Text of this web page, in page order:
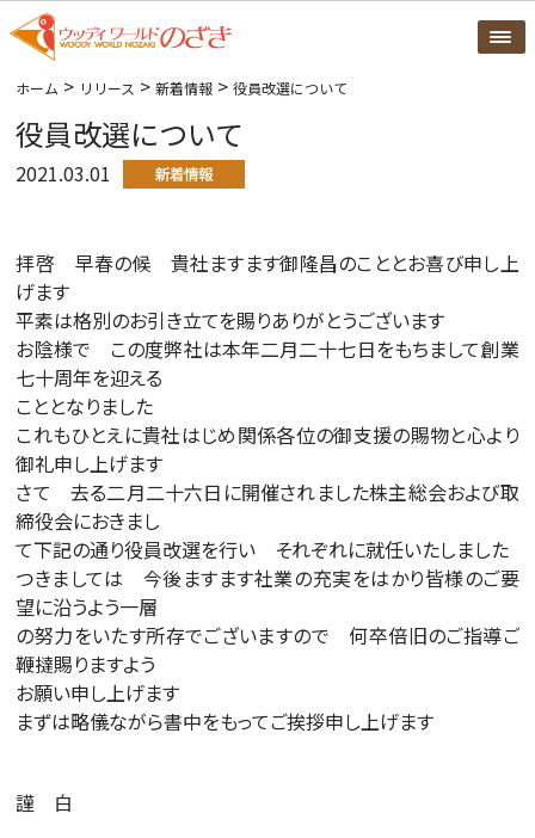
ホーム > リリース >新着情報 >役員改選について
役員改選について
2021.03.01
拝啓 早春の候 貴社ますます御隆昌のこととお喜び申し上
げます
平素は格別のお引き立てを賜りありがとうございます
お陰様で この度弊社は本年二月二十七日をもちまして創業
七十周年を迎える
こととなりました
これもひとえに貴社はじめ関係各位の御支援の賜物と心より
御礼申し上げます
さて 去る二月二十六日に開催されました株主総会および取
締役会におきまし
て下記の通り役員改選を行い それぞれに就任いたしました
つきましては 今後ますます社業の充実をはかり皆様のご要
望に沿うよう一層
の努力をいたす所存でございますので 何卒倍旧のご指導ご
鞭撻賜りますよう
お願い申し上げます
まずは略儀ながら書中をもってご挨拶申し上げます
謹 白